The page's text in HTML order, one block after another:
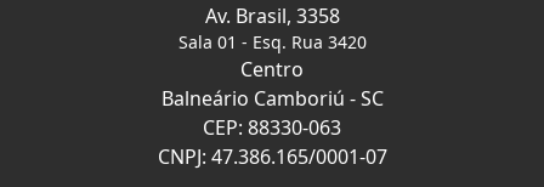
Av. Brasil, 3358
Sala 01 - Esq. Rua 3420
Centro
Balneário Camboriú - SC
CEP: 88330-063
CNPJ: 47.386.165/0001-07